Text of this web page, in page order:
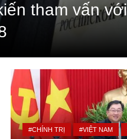
tham vấn
#CHÍNH TRỊ #VIỆT NAM